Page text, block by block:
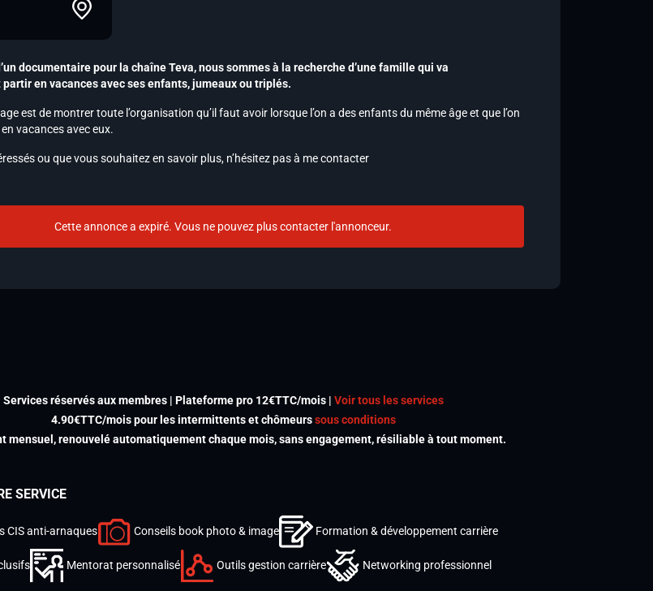
documentaire pour la chaîne Teva, nous sommes à la recherche d’une famille qui va
en vacances avec ses enfants, jumeaux ou triplés.
est de montrer toute l’organisation qu’il faut avoir lorsque l’on a des enfants du même âge et que l’on
vacances avec eux.
ou que vous souhaitez en savoir plus, n’hésitez pas à me contacter
Cette annonce a expiré. Vous ne pouvez plus contacter l'annonceur.
Services réservés aux membres | Plateforme pro 12€TTC/mois | Voir tous les services
4.90€TTC/mois pour les intermittents et chômeurssous conditions
mensuel, renouvelé automatiquement chaque mois, sans engagement, résiliable à tout moment.
SERVICE
CIS anti-arnaques Conseils book photo & image Formation & développement carrière
Mentorat personnalisé Outils gestion carrière Networking professionnel